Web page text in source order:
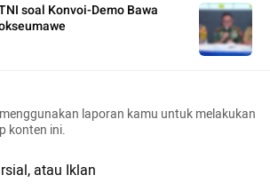
soal Konvoi-Demo Bawa
laporan kamu untuk melakukan
konten ini.
atau Iklan